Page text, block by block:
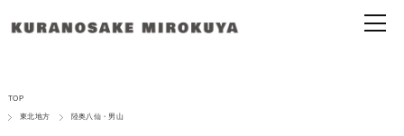
TOP
東北地方 陸奥八仙・男山